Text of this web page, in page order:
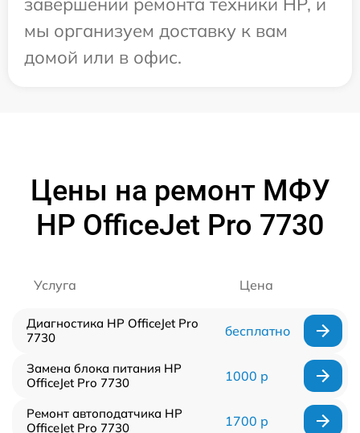
мы организуем доставку к вам
домой или в офис.
Цены на ремонт МФУ
HP OfficeJet Pro 7730
Услуга Цена
Диагностика HP OfficeJet Pro
7730
бесплатно
Замена блока питания HP
OfficeJet Pro 7730
1000 р
Ремонт автоподатчика HP
OfficeJet Pro 7730
1700 р